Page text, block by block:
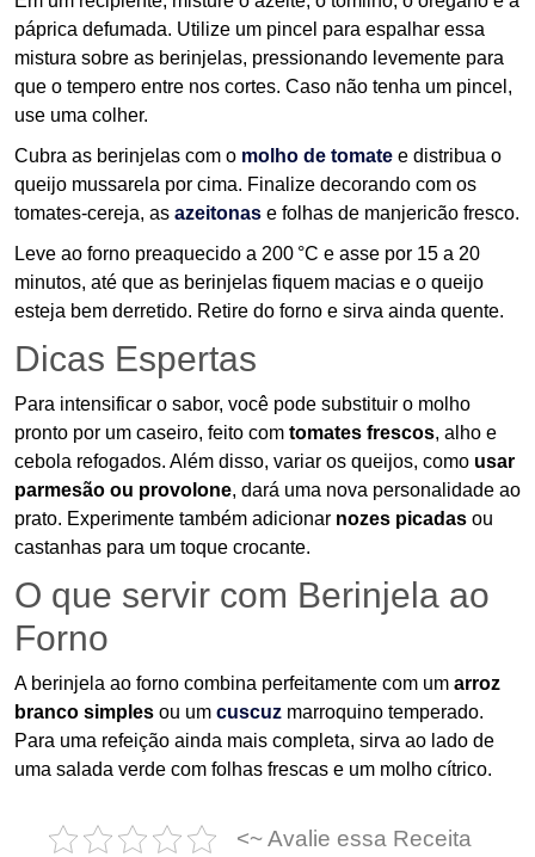
páprica defumada. Utilize um pincel para espalhar essa
mistura sobre as berinjelas, pressionando levemente para
que o tempero entre nos cortes. Caso não tenha um pincel,
use uma colher.
Cubra as berinjelas com o molho de tomate e distribua o
queijo mussarela por cima. Finalize decorando com os
tomates-cereja, as azeitonas e folhas de manjericão fresco.
Leve ao forno preaquecido a 200 °C e asse por 15 a 20
minutos, até que as berinjelas fiquem macias e o queijo
esteja bem derretido. Retire do forno e sirva ainda quente.
Dicas Espertas
Para intensificar o sabor, você pode substituir o molho
pronto por um caseiro, feito com tomates frescos, alho e
cebola refogados. Além disso, variar os queijos, como usar
parmesão ou provolone, dará uma nova personalidade ao
prato. Experimente também adicionar nozes picadas ou
castanhas para um toque crocante.
O que servir com Berinjela ao
Forno
A berinjela ao forno combina perfeitamente com um arroz
branco simples ou um cuscuz marroquino temperado.
Para uma refeição ainda mais completa, sirva ao lado de
uma salada verde com folhas frescas e um molho cítrico.
<~ Avalie essa Receita